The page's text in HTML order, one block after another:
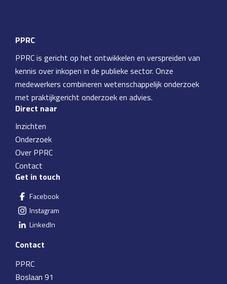
PPRC
PPRC is gericht op het ontwikkelen en verspreiden van
kennis over inkopen in de publieke sector. Onze
medewerkers combineren wetenschappelijk onderzoek
met praktijkgericht onderzoek en advies.
Direct naar
Inzichten
Onderzoek
Over PPRC
Contact
Get in touch
Facebook
Instagram
LinkedIn
Contact
PPRC
Boslaan 91